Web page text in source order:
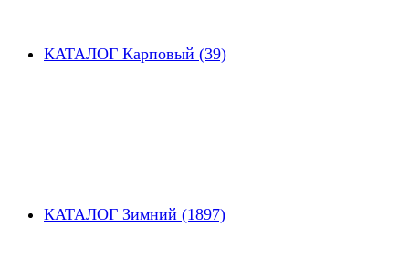
КАТАЛОГ Карповый (39)
КАТАЛОГ Зимний (1897)